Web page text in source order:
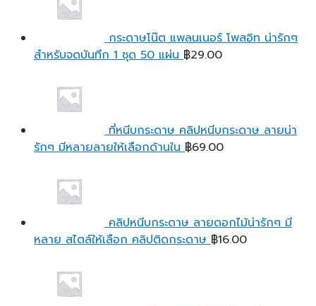
กระดาษโน๊ต แพลนเนอร์ โพสอิท น่ารักๆ
สำหรับจดบันทึก 1 ชุด 50 แผ่น ฿29.00
ที่หนีบกระดาษ คลิปหนีบกระดาษ ลายน่า
รักๆ มีหลายลายให้เลือกด้านใน ฿69.00
คลิปหนีบกระดาษ ลายดอกไม้น่ารักๆ มี
หลาย สไตล์ให้เลือก คลิปติดกระดาษ ฿16.00